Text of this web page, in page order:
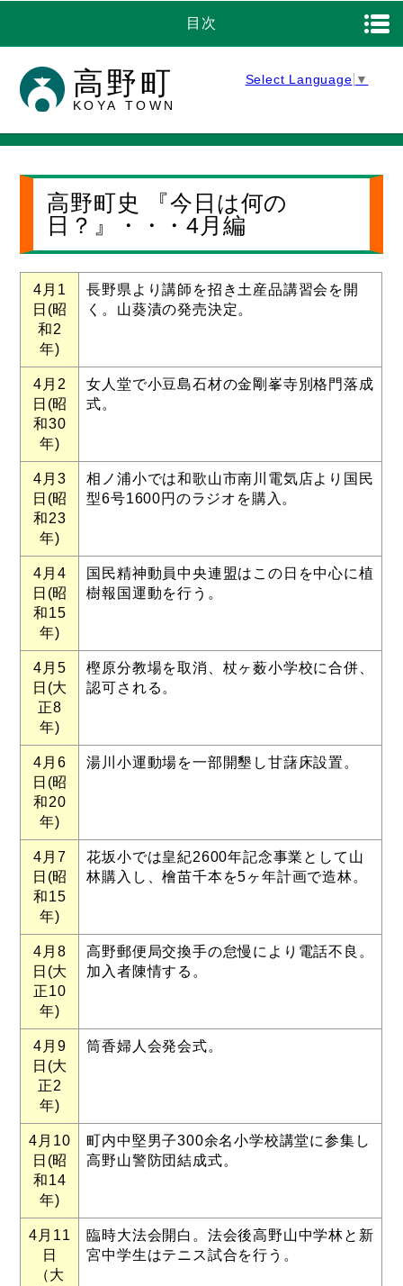
高野町
KOYA TOWN
Select Language ▼
目次
高野町史 『今日は何の
日？』・・・4月編
4月1
日(昭
和2
年)
長野県より講師を招き土産品講習会を開
く。山葵漬の発売決定。
4月2
日(昭
和30
年)
女人堂で小豆島石材の金剛峯寺別格門落成
式。
4月3
日(昭
和23
年)
相ノ浦小では和歌山市南川電気店より国民
型6号1600円のラジオを購入。
4月4
日(昭
和15
年)
国民精神動員中央連盟はこの日を中心に植
樹報国運動を行う。
4月5
日(大
正8
年)
樫原分教場を取消、杖ヶ薮小学校に合併、
認可される。
4月6
日(昭
和20
年)
湯川小運動場を一部開墾し甘藷床設置。
4月7
日(昭
和15
年)
花坂小では皇紀2600年記念事業として山
林購入し、檜苗千本を5ヶ年計画で造林。
4月8
日(大
正10
年)
高野郵便局交換手の怠慢により電話不良。
加入者陳情する。
4月9
日(大
正2
年)
筒香婦人会発会式。
4月10
日(昭
和14
年)
町内中堅男子300余名小学校講堂に参集し
高野山警防団結成式。
4月11
日
（大
臨時大法会開白。法会後高野山中学林と新
宮中学生はテニス試合を行う。